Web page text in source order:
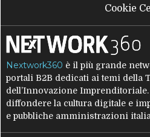
Cookie
Nextwork360 è il più grande
portali B2B dedicati ai temi della
dell’Innovazione
diffondere la cultura digitale e
e pubbliche amministrazioni